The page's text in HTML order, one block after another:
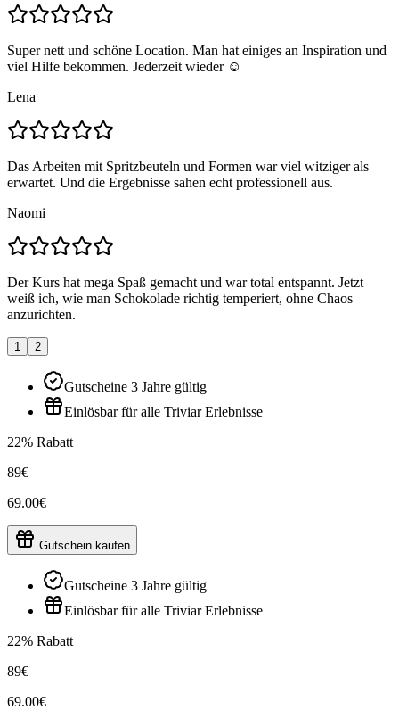
Super nett und schöne Location. Man hat einiges an Inspiration und
viel Hilfe bekommen. Jederzeit wieder ☺️
Lena
Das Arbeiten mit Spritzbeuteln und Formen war viel witziger als
erwartet. Und die Ergebnisse sahen echt professionell aus.
Naomi
Der Kurs hat mega Spaß gemacht und war total entspannt. Jetzt
weiß ich, wie man Schokolade richtig temperiert, ohne Chaos
anzurichten.
1 2
Gutscheine 3 Jahre gültig
Einlösbar für alle Triviar Erlebnisse
22% Rabatt
89€
69.00€
Gutschein kaufen
Gutscheine 3 Jahre gültig
Einlösbar für alle Triviar Erlebnisse
22% Rabatt
89€
69.00€